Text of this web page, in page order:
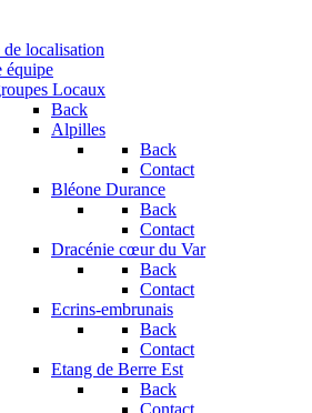
de localisation
équipe
Locaux
Back
Alpilles
Back
Contact
Bléone Durance
Back
Contact
Dracénie cœur du Var
Back
Contact
Ecrins-embrunais
Back
Contact
Etang de Berre Est
Back
Contact